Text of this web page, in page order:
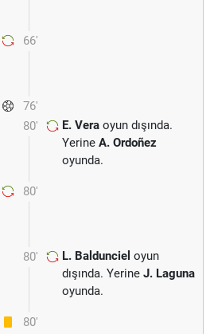
66'
76'
80'
E. Vera oyun dışında.
Yerine A. Ordoñez
oyunda.
80'
80' L. Baldunciel oyun
dışında. Yerine J. Laguna
oyunda.
80'